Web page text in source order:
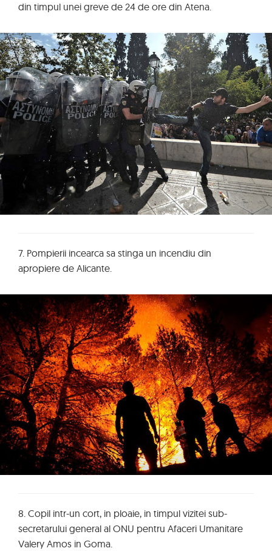
din timpul unei greve de 24 de ore din Atena.
7. Pompierii incearca sa stinga un incendiu din
apropiere de Alicante.
8. Copil intr-un cort, in ploaie, in timpul vizitei sub-
secretarului general al ONU pentru Afaceri Umanitare
Valery Amos in Goma.